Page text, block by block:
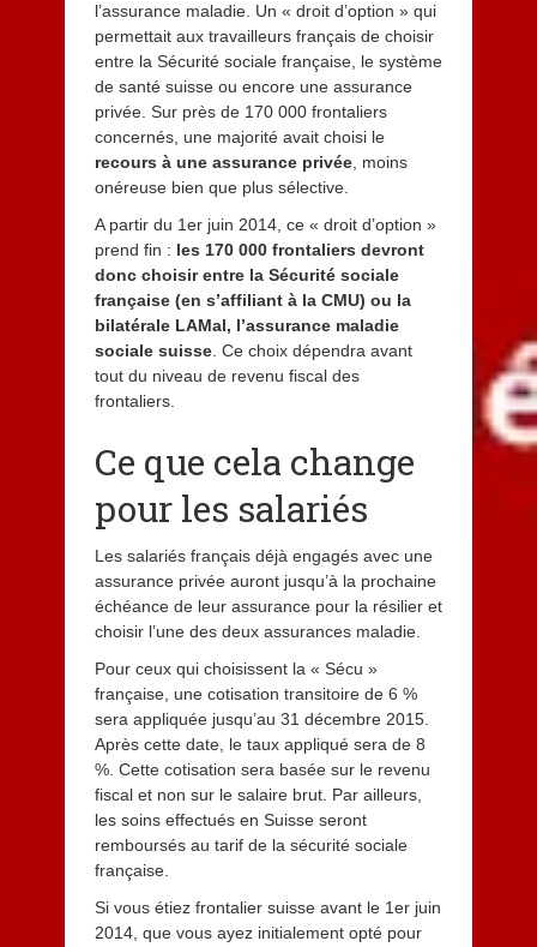
l’assurance maladie. Un « droit d’option » qui
permettait aux travailleurs français de choisir
entre la Sécurité sociale française, le système
de santé suisse ou encore une assurance
privée. Sur près de 170 000 frontaliers
concernés, une majorité avait choisi le
recours à une assurance privée, moins
onéreuse bien que plus sélective.
A partir du 1er juin 2014, ce « droit d’option »
prend fin : les 170 000 frontaliers devront
donc choisir entre la Sécurité sociale
française (en s’affiliant à la CMU) ou la
bilatérale LAMal, l’assurance maladie
sociale suisse. Ce choix dépendra avant
tout du niveau de revenu fiscal des
frontaliers.
Ce que cela change
pour les salariés
Les salariés français déjà engagés avec une
assurance privée auront jusqu’à la prochaine
échéance de leur assurance pour la résilier et
choisir l’une des deux assurances maladie.
Pour ceux qui choisissent la « Sécu »
française, une cotisation transitoire de 6 %
sera appliquée jusqu’au 31 décembre 2015.
Après cette date, le taux appliqué sera de 8
%. Cette cotisation sera basée sur le revenu
fiscal et non sur le salaire brut. Par ailleurs,
les soins effectués en Suisse seront
remboursés au tarif de la sécurité sociale
française.
Si vous étiez frontalier suisse avant le 1er juin
2014, que vous ayez initialement opté pour